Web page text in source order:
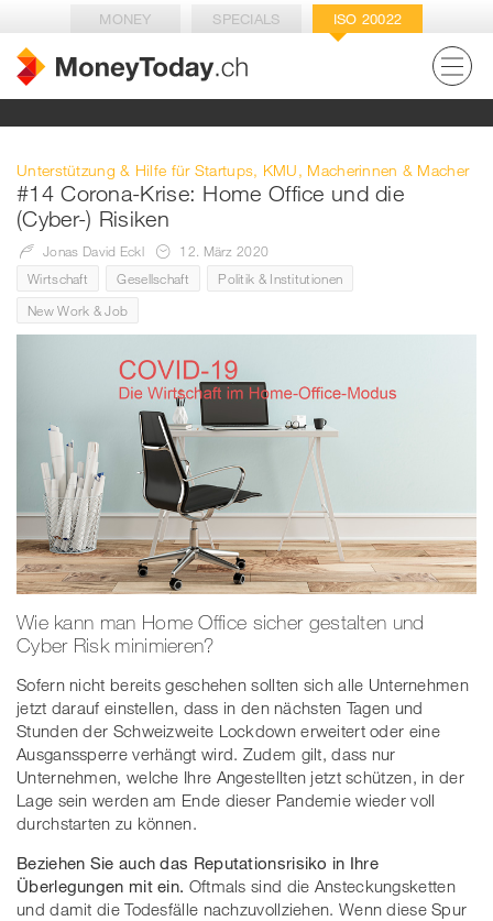
MONEY SPECIALS ISO 20022
Unterstützung & Hilfe für Startups, KMU, Macherinnen & Macher
#14 Corona-Krise: Home Office und die
(Cyber-) Risiken
Jonas David Eckl
12. März 2020
Wirtschaft
Gesellschaft
Politik & Institutionen
New Work & Job
Wie kann man Home Office sicher gestalten und
Cyber Risk minimieren?
Sofern nicht bereits geschehen sollten sich alle Unternehmen
jetzt darauf einstellen, dass in den nächsten Tagen und
Stunden der Schweizweite Lockdown erweitert oder eine
Ausganssperre verhängt wird. Zudem gilt, dass nur
Unternehmen, welche Ihre Angestellten jetzt schützen, in der
Lage sein werden am Ende dieser Pandemie wieder voll
durchstarten zu können.
Beziehen Sie auch das Reputationsrisiko in Ihre
Überlegungen mit ein. Oftmals sind die Ansteckungsketten
und damit die Todesfälle nachzuvollziehen. Wenn diese Spur